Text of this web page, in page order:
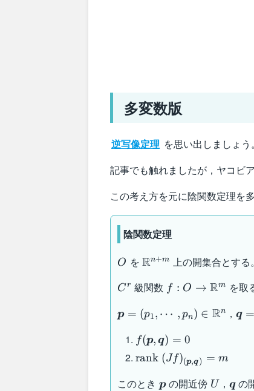
多変数版
逆写像定理 を思い出しましょう。
記事でも触れましたが，ヤコビ
この考え方を元に陰関数定理を
陰関数定理
O
O を\mathbb{R}^{n+m}
Rn+m 上の開集合とする。
C^r
Cr 級関数 f : O \to
f : O → Rm を取
\boldsymbol{p}
, p_n) \in
\mathbb{R}^n
p = (p1, ⋯ , pn) ∈ Rn ， q =
= 0
f(p, q) = 0
\mathrm{rank} \
= m
rank (Jf)(p,q) = m
このとき \boldsymbol{p}
pの開近傍 U
U， qの